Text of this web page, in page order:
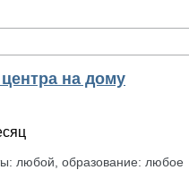
на дому
любой, образование: любое